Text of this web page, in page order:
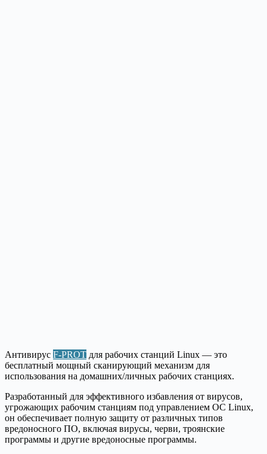
Антивирус F-PROT для рабочих станций Linux — это
бесплатный мощный сканирующий механизм для
использования на домашних/личных рабочих станциях.
Разработанный для эффективного избавления от вирусов,
угрожающих рабочим станциям под управлением ОС Linux,
он обеспечивает полную защиту от различных типов
вредоносного ПО, включая вирусы, черви, троянские
программы и другие вредоносные программы.